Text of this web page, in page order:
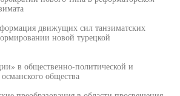
движущих сил танзиматских
новой турецкой
в общественно-политической и
общества